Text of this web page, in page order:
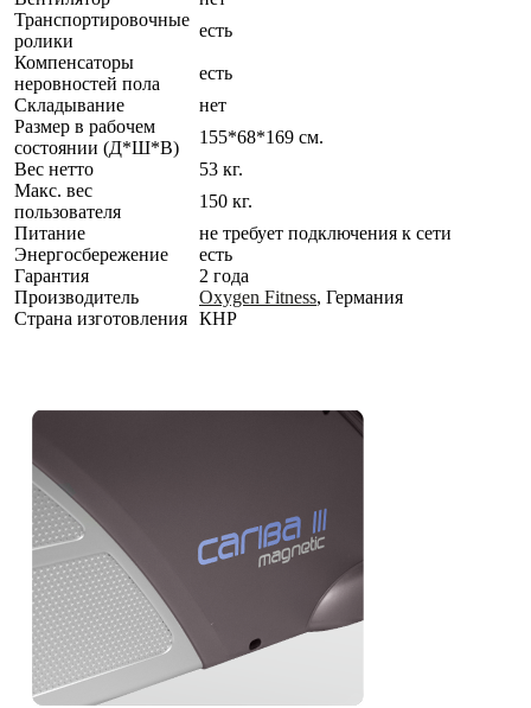
Транспортировочные
ролики
есть
Компенсаторы
неровностей пола
есть
Складывание
нет
Размер в рабочем
состоянии (Д*Ш*В)
155*68*169 см.
Вес нетто
53 кг.
Макс. вес
пользователя
150 кг.
Питание
не требует подключения к сети
Энергосбережение
есть
Гарантия
2 года
Производитель
Oxygen Fitness, Германия
Страна изготовления КНР